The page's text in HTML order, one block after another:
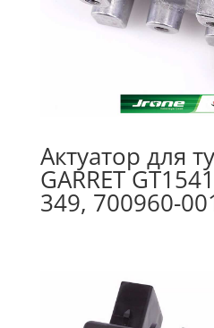
Актуатор для
GARRET
349, 700960-